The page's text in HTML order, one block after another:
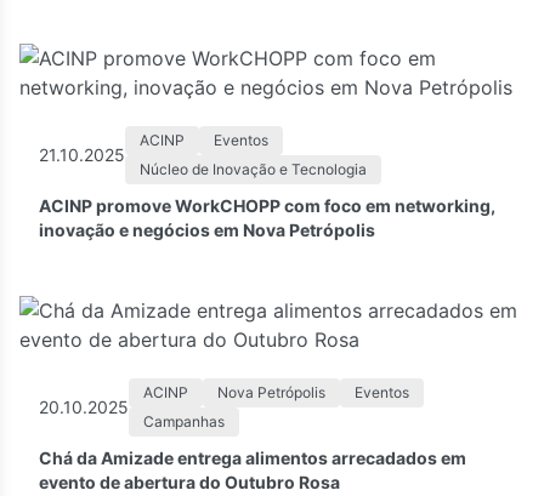
21.10.2025
ACINP
Eventos
Núcleo de Inovação e Tecnologia
ACINP promove WorkCHOPP com foco em networking,
inovação e negócios em Nova Petrópolis
20.10.2025
ACINP Nova Petrópolis
Eventos
Campanhas
Chá da Amizade entrega alimentos arrecadados em
evento de abertura do Outubro Rosa